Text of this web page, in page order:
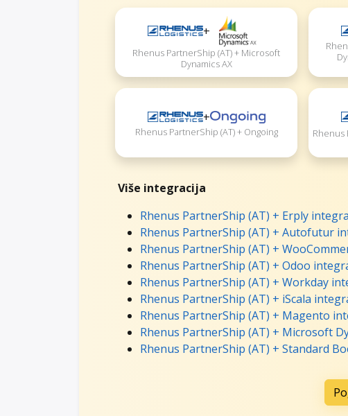
+
Rhenus PartnerShip (AT) + Microsoft
Dynamics AX
+
Rhenus PartnerShip (AT) + Ongoing Rhenus
Više integracija
Rhenus PartnerShip (AT) + Erply
Rhenus PartnerShip (AT) + Autofutur
Rhenus PartnerShip (AT) +
Rhenus PartnerShip (AT) + Odoo
Rhenus PartnerShip (AT) + Workday
Rhenus PartnerShip (AT) + iScala
Rhenus PartnerShip (AT) + Magento
Rhenus PartnerShip (AT) + Microsoft
Rhenus PartnerShip (AT) + Standard